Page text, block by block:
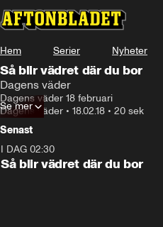
Hem Serier Nyheter
Så blir vädret där du bor
Dagens väder
Dagens väder 18 februari
Dagens väder • 18.02.18 • 20 sek
Se mer
Senast
I DAG 02:30
Så blir vädret där du bor